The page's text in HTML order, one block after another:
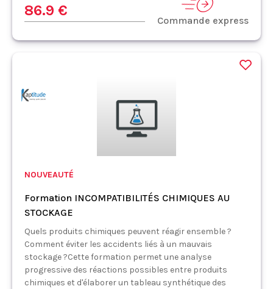
86.9 €
Commande express
NOUVEAUTÉ
Formation INCOMPATIBILITÉS CHIMIQUES AU
STOCKAGE
Quels produits chimiques peuvent réagir ensemble ?
Comment éviter les accidents liés à un mauvais
stockage ?Cette formation permet une analyse
progressive des réactions possibles entre produits
chimiques et d'élaborer un tableau synthétique des